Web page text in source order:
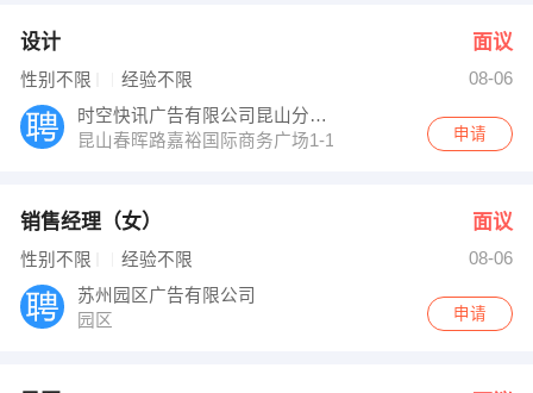
设计 面议
性别不限 经验不限
08-06
时空快讯广告有限公司昆山分公司
昆山春晖路嘉裕国际商务广场1-1109
申请
销售经理（女） 面议
性别不限 经验不限
08-06
苏州园区广告有限公司
园区
申请